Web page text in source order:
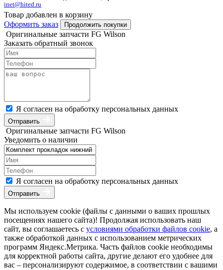
inet@hited.ru
Товар добавлен в корзину
Оформить заказ
Продолжить покупки
Оригинальные запчасти FG Wilson
Заказать обратный звонок
Я согласен на обработку персональных данных
Отправить
Оригинальные запчасти FG Wilson
Уведомить о наличии
Я согласен на обработку персональных данных
Отправить
Мы используем cookie (файлы с данными о ваших прошлых
посещениях нашего сайта)! Продолжая использовать наш
сайт, вы соглашаетесь с условиями обработки файлов cookie, а
также обработкой данных с использованием метрических
программ Яндекс.Метрика. Часть файлов cookie необходимы
для корректной работы сайта, другие делают его удобнее для
вас – персонализируют содержимое, в соответствии с вашими